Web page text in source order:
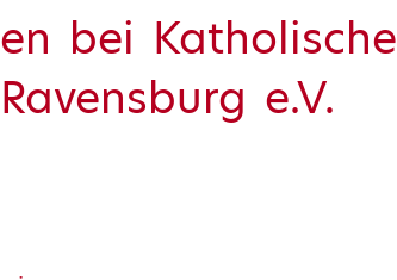
bei Katholische
e.V.